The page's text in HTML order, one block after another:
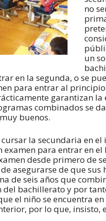
no
un
en la segunda, o se
para entrar al
garantizan la
combinados se
buenos.
la secundaria en
para entrar en el
desde primero de
asegurarse de que
de seis años que
del bachillerato y por
el niño se encuentra
por lo que,